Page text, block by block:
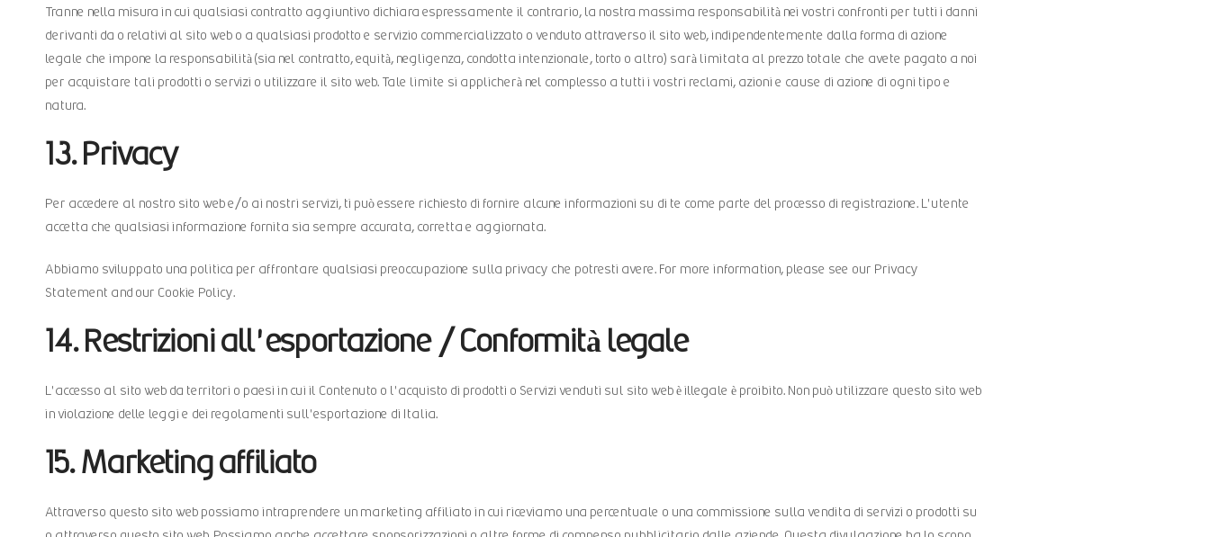
Tranne nella misura in cui qualsiasi contratto aggiuntivo dichiara espressamente il contrario, la nostra massima responsabilità nei vostri confronti per tutti i danni
derivanti da o relativi al sito web o a qualsiasi prodotto e servizio commercializzato o venduto attraverso il sito web, indipendentemente dalla forma di azione
legale che impone la responsabilità (sia nel contratto, equità, negligenza, condotta intenzionale, torto o altro) sarà limitata al prezzo totale che avete pagato a noi
per acquistare tali prodotti o servizi o utilizzare il sito web. Tale limite si applicherà nel complesso a tutti i vostri reclami, azioni e cause di azione di ogni tipo e
natura.
13. Privacy
Per accedere al nostro sito web e/o ai nostri servizi, ti può essere richiesto di fornire alcune informazioni su di te come parte del processo di registrazione. L'utente
accetta che qualsiasi informazione fornita sia sempre accurata, corretta e aggiornata.
Abbiamo sviluppato una politica per affrontare qualsiasi preoccupazione sulla privacy che potresti avere. For more information, please see our Privacy
Statement and our Cookie Policy.
14. Restrizioni all'esportazione / Conformità legale
L'accesso al sito web da territori o paesi in cui il Contenuto o l'acquisto di prodotti o Servizi venduti sul sito web è illegale è proibito. Non può utilizzare questo sito web
in violazione delle leggi e dei regolamenti sull'esportazione di Italia.
15. Marketing affiliato
Attraverso questo sito web possiamo intraprendere un marketing affiliato in cui riceviamo una percentuale o una commissione sulla vendita di servizi o prodotti su